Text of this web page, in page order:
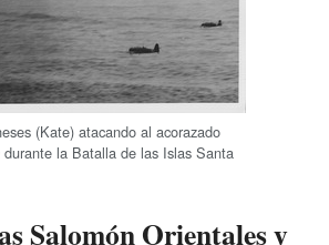
(Kate) atacando al acorazado
durante la Batalla de las Islas Santa
Salomón Orientales y